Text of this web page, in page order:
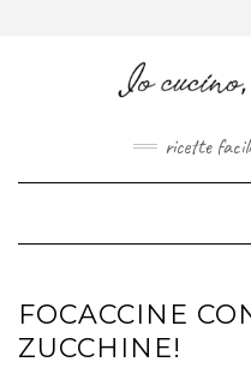
ricette
FOCACCINE
ZUCCHINE!